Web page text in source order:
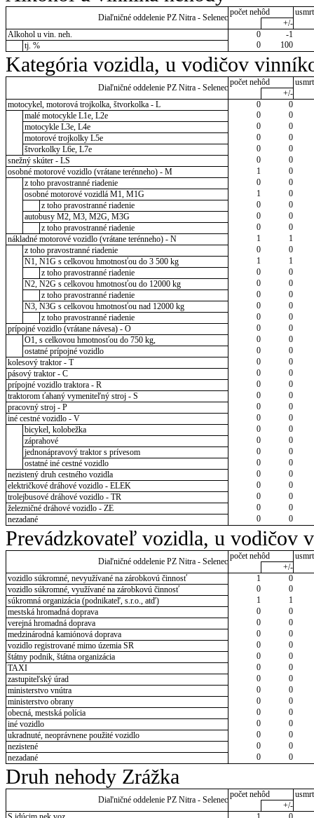
Diaľničné oddelenie PZ Nitra - Selenec
počet nehôd
+/-
Alkohol u vin. neh.
0
-1
tj. %
0 100
Kategória vozidla, u vodičov
Diaľničné oddelenie PZ Nitra - Selenec
počet nehôd
+/-
motocykel, motorová trojkolka, štvorkolka - L
0
0
malé motocykle L1e, L2e
0
0
motocykle L3e, L4e
0
0
motorové trojkolky L5e
0
0
štvorkolky L6e, L7e
0
0
snežný skúter - LS
0
0
osobné motorové vozidlo (vrátane terénneho) - M
1
0
z toho pravostranné riadenie
0
0
osobné motorové vozidlá M1, M1G
1
0
z toho pravostranné riadenie
0
0
autobusy M2, M3, M2G, M3G
0
0
z toho pravostranné riadenie
0
0
nákladné motorové vozidlo (vrátane terénneho) - N
1
1
z toho pravostranné riadenie
0
0
N1, N1G s celkovou hmotnosťou do 3 500 kg
1
1
z toho pravostranné riadenie
0
0
N2, N2G s celkovou hmotnosťou do 12000 kg
0
0
z toho pravostranné riadenie
0
0
N3, N3G s celkovou hmotnosťou nad 12000 kg
0
0
z toho pravostranné riadenie
0
0
prípojné vozidlo (vrátane návesa) - O
0
0
O1, s celkovou hmotnosťou do 750 kg,
0
0
ostatné prípojné vozidlo
0
0
kolesový traktor - T
0
0
pásový traktor - C
0
0
prípojné vozidlo traktora - R
0
0
traktorom ťahaný vymeniteľný stroj - S
0
0
pracovný stroj - P
0
0
iné cestné vozidlo - V
0
0
bicykel, kolobežka
0
0
záprahové
0
0
jednonápravový traktor s prívesom
0
0
ostatné iné cestné vozidlo
0
0
nezistený druh cestného vozidla
0
0
električkové dráhové vozidlo - ELEK
0
0
trolejbusové dráhové vozidlo - TR
0
0
železničné dráhové vozidlo - ZE
0
0
nezadané
0 0
Prevádzkovateľ vozidla, u vodičov
Diaľničné oddelenie PZ Nitra - Selenec
počet nehôd
+/-
vozidlo súkromné, nevyužívané na zárobkovú činnosť
1
0
vozidlo súkromné, využívané na zárobkovú činnosť
0
0
súkromná organizácia (podnikateľ, s.r.o., atď)
1
1
mestská hromadná doprava
0
0
verejná hromadná doprava
0
0
medzinárodná kamiónová doprava
0
0
vozidlo registrované mimo územia SR
0
0
štátny podnik, štátna organizácia
0
0
TAXI
0
0
zastupiteľský úrad
0
0
ministerstvo vnútra
0
0
ministerstvo obrany
0
0
obecná, mestská polícia
0
0
iné vozidlo
0
0
ukradnuté, neoprávnene použité vozidlo
0
0
nezistené
0
0
nezadané
0 0
Druh nehody Zrážka
Diaľničné oddelenie PZ Nitra - Selenec
počet nehôd
+/-